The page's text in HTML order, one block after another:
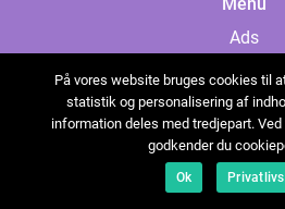
Ads
Cookies
Contact
Sitemap
På vores website bruges cookies til
statistik og personalisering af
information deles med tredjepart.
godkender du
Ok